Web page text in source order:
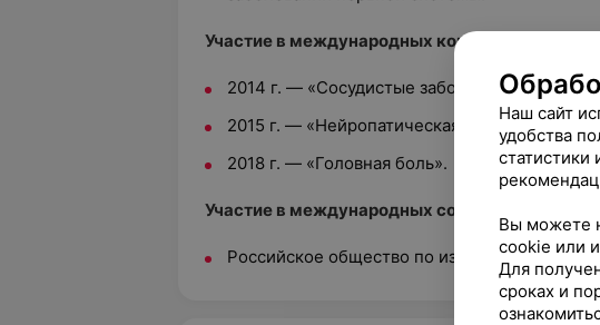
Участие в международных конференциях:
2014 г. — «Сосудистые заболевания
2015 г. — «Нейропатическая боль».
2018 г. — «Головная боль».
Участие в международных сообществах:
Российское общество по изучению боли.
Наш сайт
удобства
статистики
Вы можете
cookie или
Для
сроках и